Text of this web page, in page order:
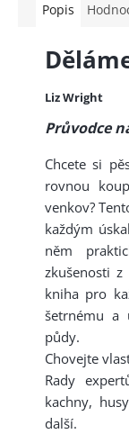
Popis
Liz Wright
Průvodce
Chcete si
rovnou
venkov?
každým
něm
zkušenosti z
kniha pro
šetrnému a
půdy.
Chovejte
Rady
kachny,
další.